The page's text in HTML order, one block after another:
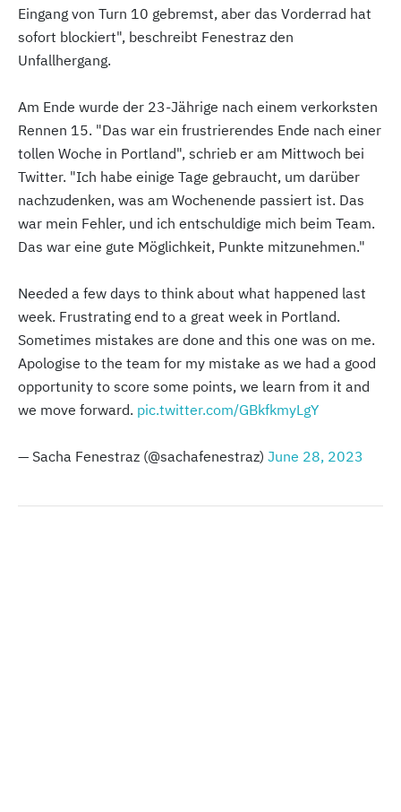
Eingang von Turn 10 gebremst, aber das Vorderrad hat
sofort blockiert", beschreibt Fenestraz den
Unfallhergang.
Am Ende wurde der 23-Jährige nach einem verkorksten
Rennen 15. "Das war ein frustrierendes Ende nach einer
tollen Woche in Portland", schrieb er am Mittwoch bei
Twitter. "Ich habe einige Tage gebraucht, um darüber
nachzudenken, was am Wochenende passiert ist. Das
war mein Fehler, und ich entschuldige mich beim Team.
Das war eine gute Möglichkeit, Punkte mitzunehmen."
Needed a few days to think about what happened last
week. Frustrating end to a great week in Portland.
Sometimes mistakes are done and this one was on me.
Apologise to the team for my mistake as we had a good
opportunity to score some points, we learn from it and
we move forward. pic.twitter.com/GBkfkmyLgY
— Sacha Fenestraz (@sachafenestraz) June 28, 2023